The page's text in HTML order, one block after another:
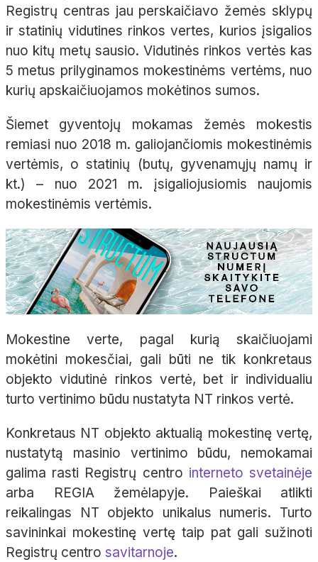
Registrų centras jau perskaičiavo žemės sklypų
ir statinių vidutines rinkos vertes, kurios įsigalios
nuo kitų metų sausio. Vidutinės rinkos vertės kas
5 metus prilyginamos mokestinėms vertėms, nuo
kurių apskaičiuojamos mokėtinos sumos.
Šiemet gyventojų mokamas žemės mokestis
remiasi nuo 2018 m. galiojančiomis mokestinėmis
vertėmis, o statinių (butų, gyvenamųjų namų ir
kt.) – nuo 2021 m. įsigaliojusiomis naujomis
mokestinėmis vertėmis.
Mokestine verte, pagal kurią skaičiuojami
mokėtini mokesčiai, gali būti ne tik konkretaus
objekto vidutinė rinkos vertė, bet ir individualiu
turto vertinimo būdu nustatyta NT rinkos vertė.
Konkretaus NT objekto aktualią mokestinę vertę,
nustatytą masinio vertinimo būdu, nemokamai
galima rasti Registrų centro interneto svetainėje
arba REGIA žemėlapyje. Paieškai atlikti
reikalingas NT objekto unikalus numeris. Turto
savininkai mokestinę vertę taip pat gali sužinoti
Registrų centro savitarnoje.